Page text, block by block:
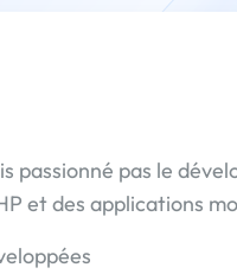
passionné pas le
et des applications